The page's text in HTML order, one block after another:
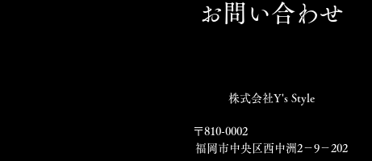
お問い合わせ
株式会社Y's Style
〒810-0002
福岡市中央区西中洲2－9－202